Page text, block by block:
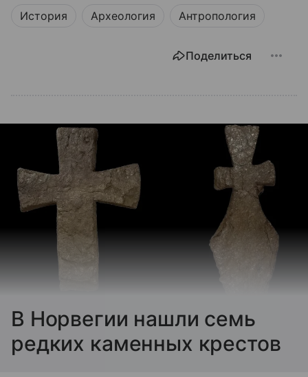
История Археология Антропология
Поделиться
В Норвегии нашли семь
редких каменных крестов